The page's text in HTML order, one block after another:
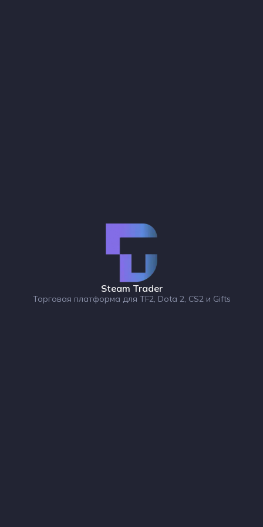
Steam Trader
Торговая платформа для TF2, Dota 2, CS2 и Gifts